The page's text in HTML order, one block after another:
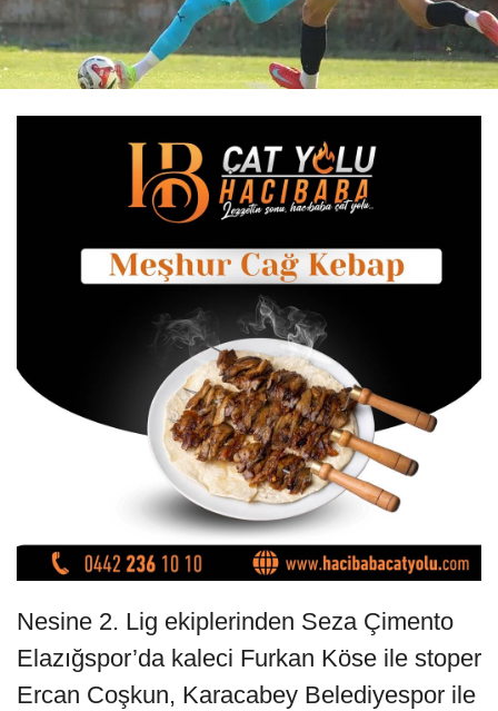
Nesine 2. Lig ekiplerinden Seza Çimento
Elazığspor’da kaleci Furkan Köse ile stoper
Ercan Coşkun, Karacabey Belediyespor ile